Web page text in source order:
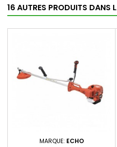
16 AUTRES PRODUITS DANS
MARQUE: ECHO